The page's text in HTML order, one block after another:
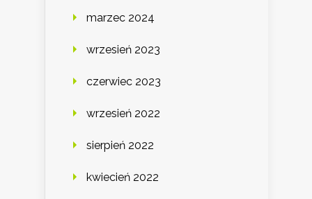
marzec 2024
wrzesień 2023
czerwiec 2023
wrzesień 2022
sierpień 2022
kwiecień 2022